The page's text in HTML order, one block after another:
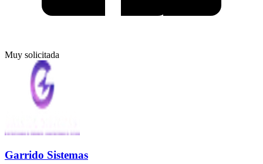
Muy solicitada
Garrido Sistemas